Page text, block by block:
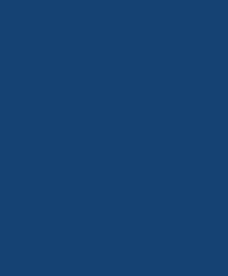
de participatie
eruit